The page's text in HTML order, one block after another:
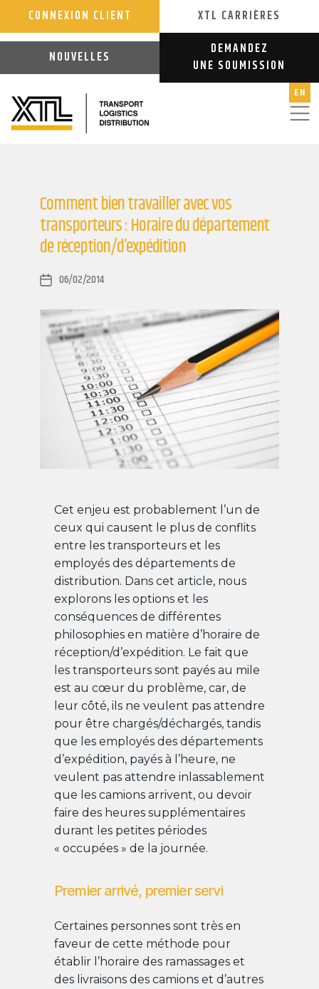
CONNEXION CLIENT XTL CARRIÈRES
NOUVELLES
DEMANDEZ
UNE SOUMISSION
EN
Comment bien travailler avec vos
transporteurs : Horaire du département
de réception/d’expédition
Post 06/02/2014
Cet enjeu est probablement l’un de
ceux qui causent le plus de conflits
entre les transporteurs et les
employés des départements de
distribution. Dans cet article, nous
explorons les options et les
conséquences de différentes
philosophies en matière d’horaire de
réception/d’expédition. Le fait que
les transporteurs sont payés au mile
est au cœur du problème, car, de
leur côté, ils ne veulent pas attendre
pour être chargés/déchargés, tandis
que les employés des départements
d’expédition, payés à l’heure, ne
veulent pas attendre inlassablement
que les camions arrivent, ou devoir
faire des heures supplémentaires
durant les petites périodes
« occupées » de la journée.
Premier arrivé, premier servi
Certaines personnes sont très en
faveur de cette méthode pour
établir l’horaire des ramassages et
des livraisons des camions et d’autres